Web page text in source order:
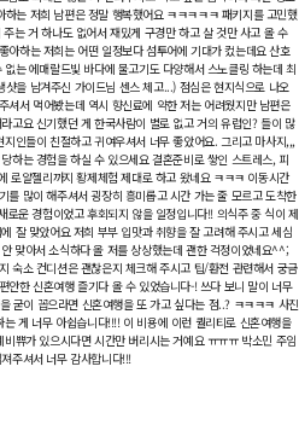
는 저희 남편은 정말 행복했어요 ㅋㅋㅋㅋㅋ 패키지를 고민했
는 거 하나도 없어서 재밌게 구경만 하고 살 것만 사고 올 수
아하는 저희는 어떤 일정보다 섬투어에 기대가 컸는데요 산호
는 에매랄드빛 바다에 물고기도 다양해서 스노클링 하는데 최
을 남겨주신 가이드님 센스 체고...) 점심은 현지식으로 나오
셔서 먹어봤는데 역시 향신료에 약한 저는 어려웠지만 남편은
고요 신기했던 게 한국사람이 별로 없고 거의 유럽인? 들이 많
인들이 친절하고 귀여우셔서 너무 좋았어요. 그리고 마사지,,,
하는 경험을 하실 수 있으세요 결혼준비로 쌓인 스트레스, 피
로얄젤리까지 황제체험 제대로 하고 왔네요 ㅋㅋㅋ 이동시간
를 많이 해주셔서 굉장히 흥미롭고 시간 가는 줄 모르고 도착한
운 경험이었고 후회되지 않을 일정입니다!! 의식주 중 식이 제
잘 맞았어요 저희 부부 입맛과 취향을 잘 고려해 주시고 세심
맞아서 소식하다 올 저를 상상했는데 괜한 걱정이었네요^^;
숙소 컨디션은 괜찮은지 체크해 주시고 팁/환전 관련해서 궁금
안한 신혼여행 즐기다 올 수 있었습니다-! 쓰다 보니 말이 너무
굳이 꼽으라면 신혼여행을 또 가고 싶다는 점..? ㅋㅋㅋㅋ 사진
게 너무 아쉽습니다!!!! 이 비용에 이런 퀄리티로 신혼여행을
쀼가 있으시다면 시간만 버리시는 거예요 ㅠㅠㅠ 박소민 주임
주셔서 너무 감사합니다!!!